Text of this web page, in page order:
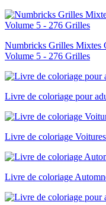
Numbricks Grilles Mixtes
Volume 5 - 276 Grilles
Livre de coloriage pour
Livre de coloriage
Livre de coloriage